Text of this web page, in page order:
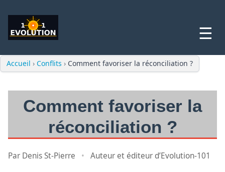
☰
Accueil › Conflits › Comment favoriser la réconciliation ?
Comment favoriser la
réconciliation ?
Par Denis St-Pierre • Auteur et éditeur d’Evolution-101